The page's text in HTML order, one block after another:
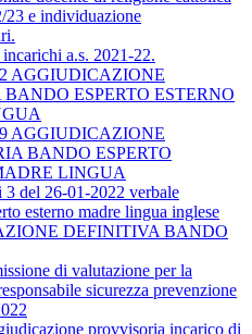
23 e individuazione
a.s. 2021-22.
AGGIUDICAZIONE
ESPERTO ESTERNO
AGGIUDICAZIONE
BANDO ESPERTO
LINGUA
del 26-01-2022 verbale
esterno madre lingua inglese
DEFINITIVA BANDO
di valutazione per la
sicurezza prevenzione
provvisoria incarico di